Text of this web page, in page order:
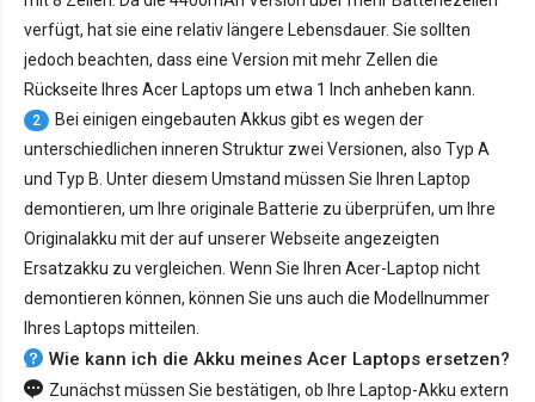
verfügt, hat sie eine relativ längere Lebensdauer. Sie sollten
jedoch beachten, dass eine Version mit mehr Zellen die
Rückseite Ihres Acer Laptops um etwa 1 Inch anheben kann.
2
Bei einigen eingebauten Akkus gibt es wegen der
unterschiedlichen inneren Struktur zwei Versionen, also Typ A
und Typ B. Unter diesem Umstand müssen Sie Ihren Laptop
demontieren, um Ihre originale Batterie zu überprüfen, um Ihre
Originalakku mit der auf unserer Webseite angezeigten
Ersatzakku zu vergleichen. Wenn Sie Ihren Acer-Laptop nicht
demontieren können, können Sie uns auch die Modellnummer
Ihres Laptops mitteilen.
Wie kann ich die Akku meines Acer Laptops ersetzen?
Zunächst müssen Sie bestätigen, ob Ihre Laptop-Akku extern